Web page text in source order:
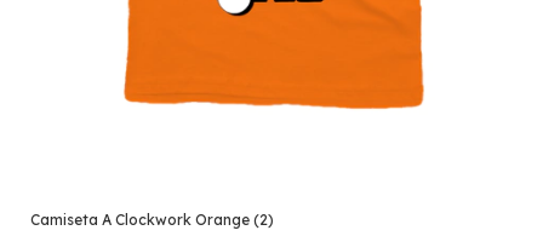
Camiseta A Clockwork Orange (2)